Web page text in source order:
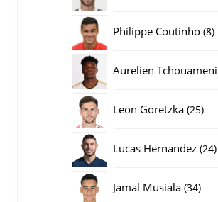
Philippe Coutinho 88
Aurelien Tchouameni
Leon Goretzka 2525
Lucas Hernandez 2424
Jamal Musiala 3434